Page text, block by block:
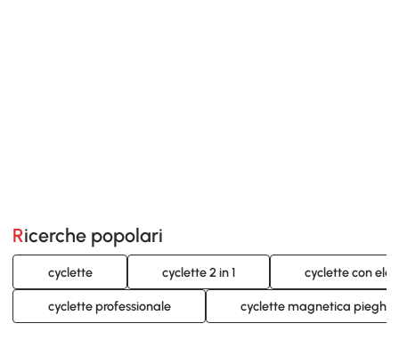
Ricerche popolari
cyclette cyclette 2 in 1 cyclette con
cyclette professionale cyclette magnetica